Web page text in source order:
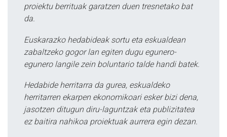
proiektu berrituak garatzen duen tresnetako bat
da.
Euskarazko hedabideak sortu eta eskualdean
zabaltzeko gogor lan egiten dugu egunero-
egunero langile zein boluntario talde handi batek.
Hedabide herritarra da gurea, eskualdeko
herritarren ekarpen ekonomikoari esker bizi dena,
jasotzen ditugun diru-laguntzak eta publizitatea
ez baitira nahikoa proiektuak aurrera egin dezan.